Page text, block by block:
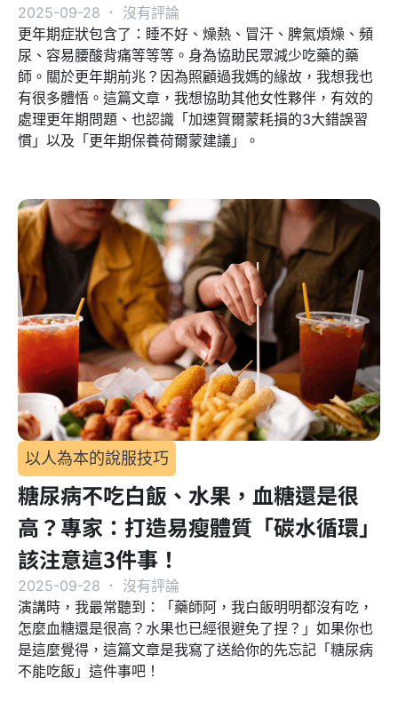
2025-09-28 ．
沒有評論
更年期症狀包含了：睡不好、燥熱、冒汗、脾氣煩燥、頻
尿、容易腰酸背痛等等等。身為協助民眾減少吃藥的藥
師。關於更年期前兆？因為照顧過我媽的緣故，我想我也
有很多體悟。這篇文章，我想協助其他女性夥伴，有效的
處理更年期問題、也認識「加速賀爾蒙耗損的3大錯誤習
慣」以及「更年期保養荷爾蒙建議」。
以人為本的說服技巧
糖尿病不吃白飯、水果，血糖還是很
高？專家：打造易瘦體質「碳水循環」
該注意這3件事！
2025-09-28 ．
沒有評論
演講時，我最常聽到：「藥師阿，我白飯明明都沒有吃，
怎麼血糖還是很高？水果也已經很避免了捏？」如果你也
是這麼覺得，這篇文章是我寫了送給你的先忘記「糖尿病
不能吃飯」這件事吧！